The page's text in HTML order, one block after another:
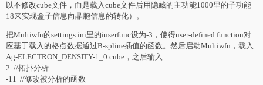
以不修改cube文件，而是载入cube文件后用隐藏的主功能1000里的子功能
18来实现盒子信息向晶胞信息的转化）。
把Multiwfn的settings.ini里的iuserfunc设为-3，使得user-defined function对
应基于载入的格点数据通过B-spline插值的函数。然后启动Multiwfn，载入
Ag-ELECTRON_DENSITY-1_0.cube，之后输入
2 //拓扑分析
-11 //修改被分析的函数